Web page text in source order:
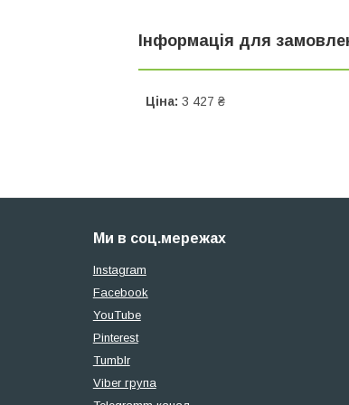
Інформація для
Ціна: 3 427 ₴
Ми в соц.мережах
Instagram
Facebook
YouTube
Pinterest
Tumblr
Viber група